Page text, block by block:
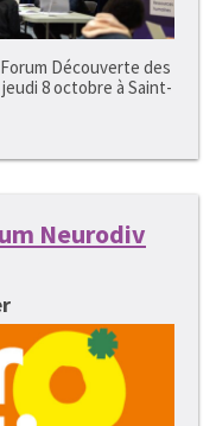
Découverte des
8 octobre à Saint-
Neurodiv